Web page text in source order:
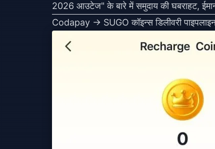
2026 आउटेज" के बारे में समुदाय की घबराहट,
Codapay → SUGO कॉइन्स डिलीवरी